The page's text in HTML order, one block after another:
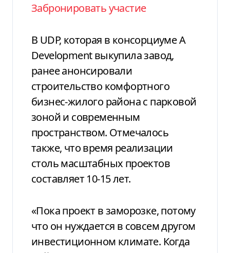
Забронировать участие
В UDP, которая в консорциуме A
Development выкупила завод,
ранее анонсировали
строительство комфортного
бизнес-жилого района с парковой
зоной и современным
пространством. Отмечалось
также, что время реализации
столь масштабных проектов
составляет 10-15 лет.
«Пока проект в заморозке, потому
что он нуждается в совсем другом
инвестиционном климате. Когда